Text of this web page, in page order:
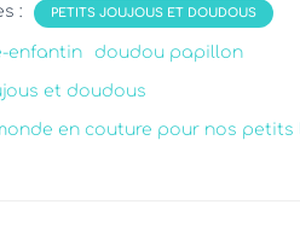
: PETITS JOUJOUS ET DOUDOUS
enfantin doudou papillon
et doudous
en couture pour nos petits